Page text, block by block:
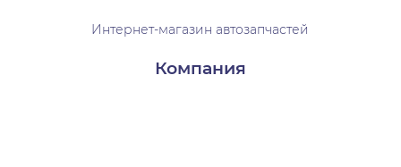
Интернет-магазин автозапчастей
Компания